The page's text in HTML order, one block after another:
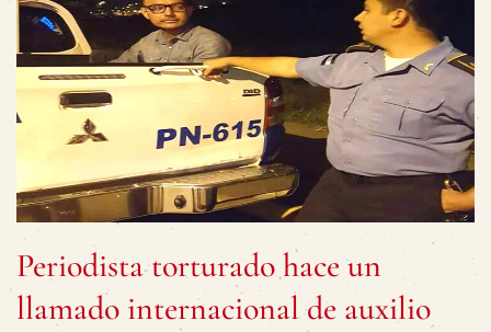
Periodista torturado hace un
llamado internacional de auxilio